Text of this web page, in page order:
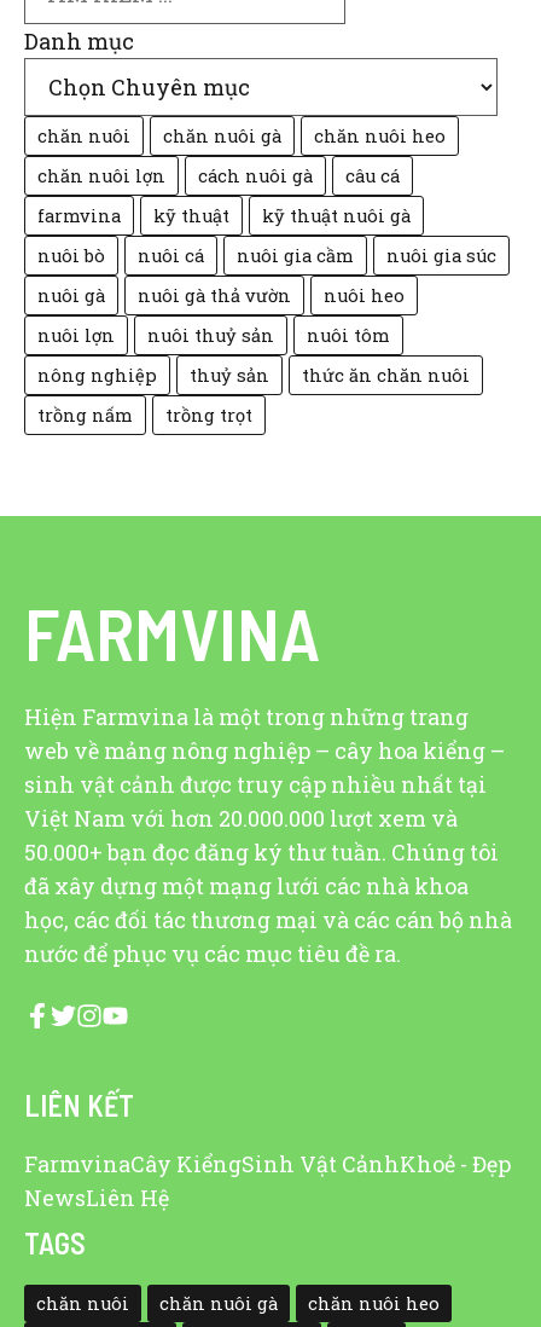
Danh mục
chăn nuôi chăn nuôi gà
chăn nuôi heo
chăn nuôi lợn
cách nuôi gà
câu cá
farmvina
kỹ thuật
kỹ thuật nuôi gà
nuôi bò
nuôi cá nuôi gia cầm
nuôi gia súc
nuôi gà
nuôi gà thả vườn
nuôi heo
nuôi lợn
nuôi thuỷ sản
nuôi tôm
nông nghiệp
thuỷ sản
thức ăn chăn nuôi
trồng nấm
trồng trọt
FARMVINA
Hiện Farmvina là một trong những trang
web về mảng nông nghiệp – cây hoa kiểng –
sinh vật cảnh được truy cập nhiều nhất tại
Việt Nam với hơn 20.000.000 lượt xem và
50.000+ bạn đọc đăng ký thư tuần. Chúng tôi
đã xây dựng một mạng lưới các nhà khoa
học, các đối tác thương mại và các cán bộ nhà
nước để phục vụ các mục tiêu đề ra.
LIÊN KẾT
FarmvinaCây KiểngSinh Vật CảnhKhoẻ - Đẹp
NewsLiên Hệ
TAGS
chăn nuôi chăn nuôi gà chăn nuôi heo